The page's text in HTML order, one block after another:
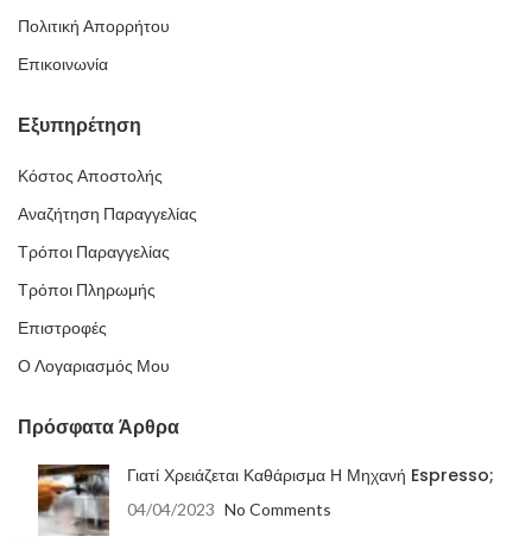
Πολιτική Απορρήτου
Επικοινωνία
Εξυπηρέτηση
Κόστος Αποστολής
Αναζήτηση Παραγγελίας
Τρόποι Παραγγελίας
Τρόποι Πληρωμής
Επιστροφές
Ο Λογαριασμός Μου
Πρόσφατα Άρθρα
Γιατί Χρειάζεται Καθάρισμα Η Μηχανή Espresso;
04/04/2023 No Comments